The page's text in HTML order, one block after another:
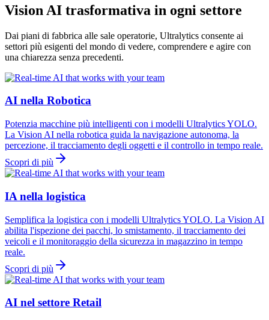
Vision AI trasformativa in ogni settore
Dai piani di fabbrica alle sale operatorie, Ultralytics consente ai
settori più esigenti del mondo di vedere, comprendere e agire con
una chiarezza senza precedenti.
AI nella Robotica
Potenzia macchine più intelligenti con i modelli Ultralytics YOLO.
La Vision AI nella robotica guida la navigazione autonoma, la
percezione, il tracciamento degli oggetti e il controllo in tempo reale.
Scopri di più
IA nella logistica
Semplifica la logistica con i modelli Ultralytics YOLO. La Vision AI
abilita l'ispezione dei pacchi, lo smistamento, il tracciamento dei
veicoli e il monitoraggio della sicurezza in magazzino in tempo
reale.
Scopri di più
AI nel settore Retail